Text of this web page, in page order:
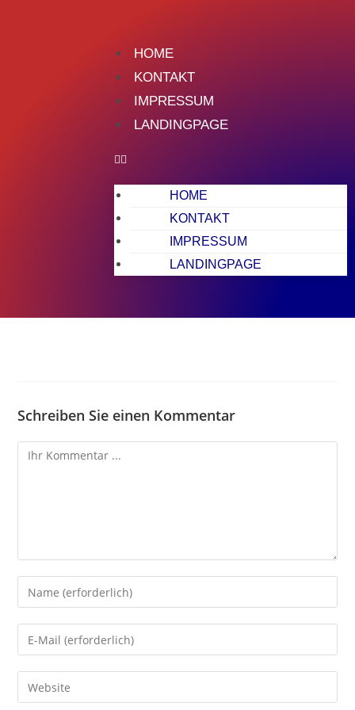
HOME
KONTAKT
IMPRESSUM
LANDINGPAGE
HOME
KONTAKT
IMPRESSUM
LANDINGPAGE
Schreiben Sie einen Kommentar